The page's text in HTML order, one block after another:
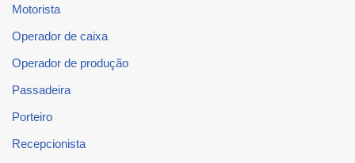
Motorista
Operador de caixa
Operador de produção
Passadeira
Porteiro
Recepcionista